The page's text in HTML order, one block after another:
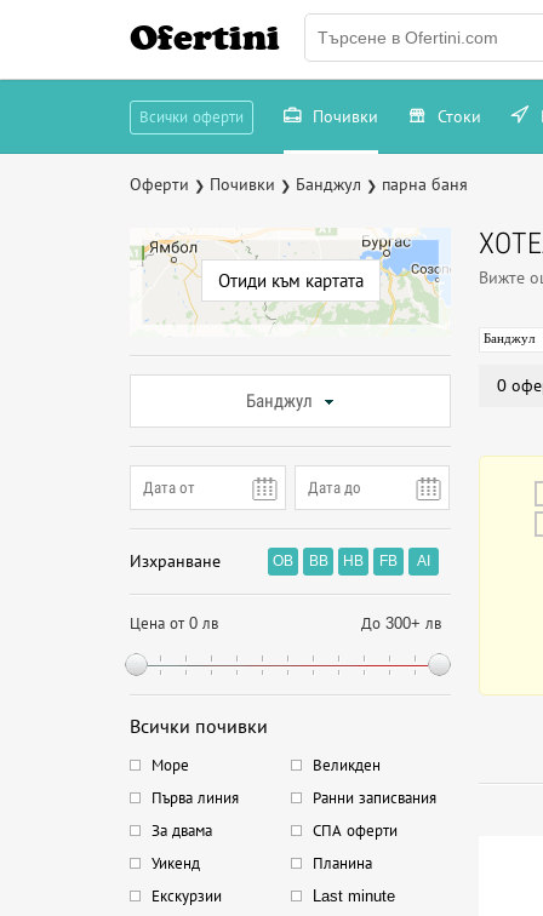
Ofertini
Всички оферти Почивки Стоки
Оферти ❯ Почивки ❯ Банджул ❯ парна баня
Отиди към картата
Банджул
Изхранване OB BB HB FB AI
Цена от 0 лв До 300+ лв
Всички почивки
Море
Великден
Първа линия
Ранни записвания
За двама
СПА оферти
Уикенд
Планина
Екскурзии
Last minute
Вижте
Банджул
0